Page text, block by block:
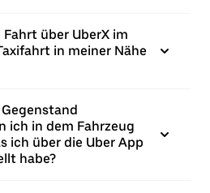
über UberX im
in meiner Nähe
ich in dem Fahrzeug
ich über die Uber App
habe?